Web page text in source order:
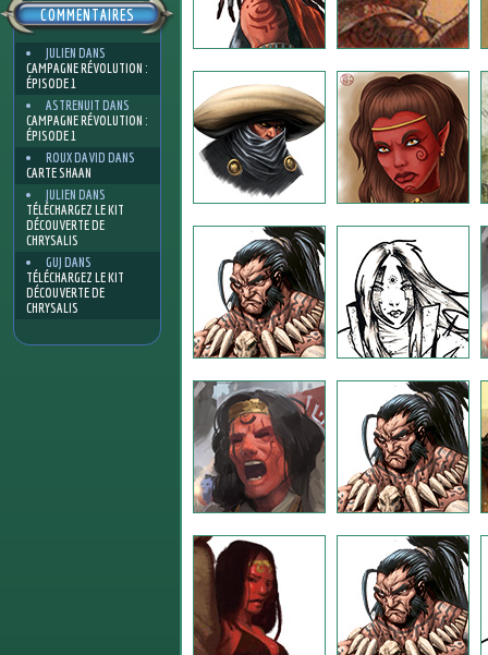
COMMENTAIRES
JULIEN DANS
CAMPAGNE RÉVOLUTION :
ÉPISODE 1
ASTRENUIT DANS
CAMPAGNE RÉVOLUTION :
ÉPISODE 1
ROUX DAVID DANS
CARTE SHAAN
JULIEN DANS
TÉLÉCHARGEZ LE KIT
DÉCOUVERTE DE
CHRYSALIS
GUJ DANS
TÉLÉCHARGEZ LE KIT
DÉCOUVERTE DE
CHRYSALIS